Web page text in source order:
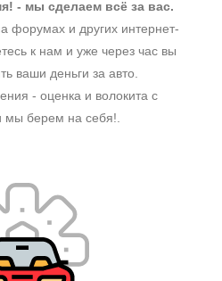
- мы сделаем всё за вас.
форумах и других интернет-
к нам и уже через час вы
ваши деньги за авто.
- оценка и волокита с
мы берем на себя!.